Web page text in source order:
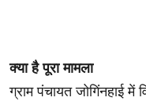
क्या है पूरा मामला
​ग्राम पंचायत जोगिंनहाई में